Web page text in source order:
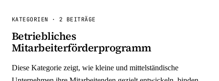
KATEGORIEN · 2 BEITRÄGE
Betriebliches
Mitarbeiterförderprogramm
Diese Kategorie zeigt, wie kleine und mittelständische